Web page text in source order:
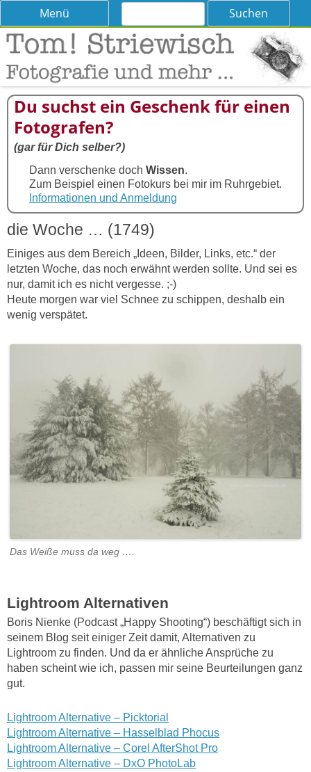
Tom! Striewisch – Fotografieren
lernen
Tipps und Tricks und Meinungen zur Fotografie
Menü
Skip
content
Suchen
Du suchst ein Geschenk für einen
Fotografen?
(gar für Dich selber?)
Dann verschenke doch Wissen.
Zum Beispiel einen Fotokurs bei mir im Ruhrgebiet.
Informationen und Anmeldung
die Woche … (1749)
Einiges aus dem Bereich „Ideen, Bilder, Links, etc.“ der
letzten Woche, das noch erwähnt werden sollte. Und sei es
nur, damit ich es nicht vergesse. ;-)
Heute morgen war viel Schnee zu schippen, deshalb ein
wenig verspätet.
Das Weiße muss da weg ….
Lightroom Alternativen
Boris Nienke (Podcast „Happy Shooting“) beschäftigt sich in
seinem Blog seit einiger Zeit damit, Alternativen zu
Lightroom zu finden. Und da er ähnliche Ansprüche zu
haben scheint wie ich, passen mir seine Beurteilungen ganz
gut.
Lightroom Alternative – Picktorial
Lightroom Alternative – Hasselblad Phocus
Lightroom Alternative – Corel AfterShot Pro
Lightroom Alternative – DxO PhotoLab